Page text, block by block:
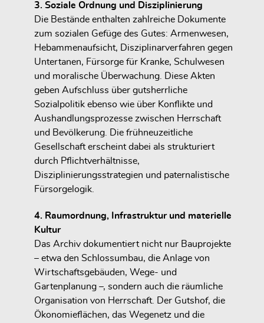
3. Soziale Ordnung und Disziplinierung
Die Bestände enthalten zahlreiche Dokumente
zum sozialen Gefüge des Gutes: Armenwesen,
Hebammenaufsicht, Disziplinarverfahren gegen
Untertanen, Fürsorge für Kranke, Schulwesen
und moralische Überwachung. Diese Akten
geben Aufschluss über gutsherrliche
Sozialpolitik ebenso wie über Konflikte und
Aushandlungsprozesse zwischen Herrschaft
und Bevölkerung. Die frühneuzeitliche
Gesellschaft erscheint dabei als strukturiert
durch Pflichtverhältnisse,
Disziplinierungsstrategien und paternalistische
Fürsorgelogik.
4. Raumordnung, Infrastruktur und materielle
Kultur
Das Archiv dokumentiert nicht nur Bauprojekte
– etwa den Schlossumbau, die Anlage von
Wirtschaftsgebäuden, Wege- und
Gartenplanung –, sondern auch die räumliche
Organisation von Herrschaft. Der Gutshof, die
Ökonomieflächen, das Wegenetz und die